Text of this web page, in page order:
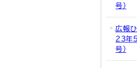
号）
広報
23年
号）